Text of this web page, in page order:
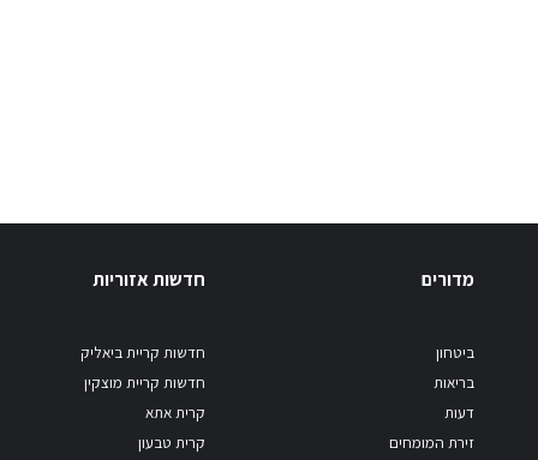
מדורים
ביטחון
בריאות
דעות
זירת המומחים
חדשות אזוריות
חדשות קריית ביאליק
חדשות קריית מוצקין
קרית אתא
קרית טבעון